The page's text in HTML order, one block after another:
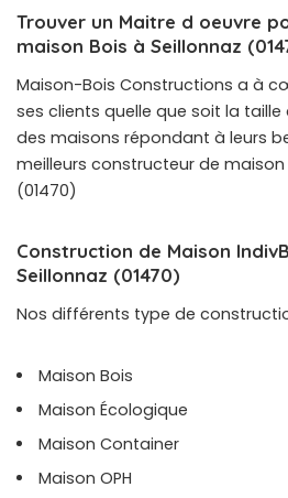
Trouver un Maitre d oeuvre
maison Bois à Seillonnaz
Maison-Bois Constructions a à
ses clients quelle que soit la
des maisons répondant à leurs
meilleurs constructeur de maison
(01470)
Construction de Maison
Seillonnaz (01470)
Nos différents type de
Maison Bois
Maison Écologique
Maison Container
Maison OPH